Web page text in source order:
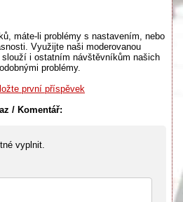
máte-li problémy s nastavením, nebo
Využijte naši moderovanou
i ostatním návštěvníkům našich
problémy.
první příspěvek
/ Komentář:
vyplnit.